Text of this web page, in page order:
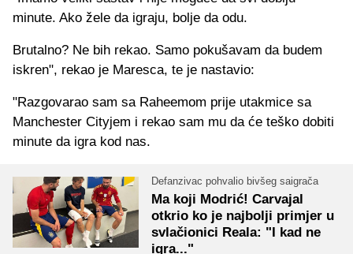
minute. Ako žele da igraju, bolje da odu.
Brutalno? Ne bih rekao. Samo pokušavam da budem
iskren", rekao je Maresca, te je nastavio:
"Razgovarao sam sa Raheemom prije utakmice sa
Manchester Cityjem i rekao sam mu da će teško dobiti
minute da igra kod nas.
Defanzivac pohvalio bivšeg saigrača
Ma koji Modrić! Carvajal
otkrio ko je najbolji primjer u
svlačionici Reala: "I kad ne
igra..."